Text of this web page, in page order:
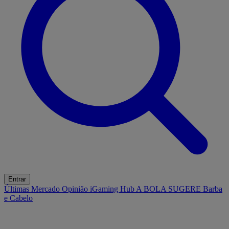
Entrar
Últimas Mercado Opinião iGaming Hub A BOLA SUGERE Barba
e Cabelo